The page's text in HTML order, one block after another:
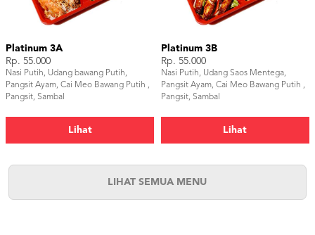
Platinum 3A
Rp. 55.000
Nasi Putih, Udang bawang Putih,
Pangsit Ayam, Cai Meo Bawang Putih ,
Pangsit, Sambal
Lihat
Platinum 3B
Rp. 55.000
Nasi Putih, Udang Saos Mentega,
Pangsit Ayam, Cai Meo Bawang Putih ,
Pangsit, Sambal
Lihat
LIHAT SEMUA MENU